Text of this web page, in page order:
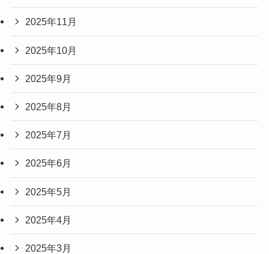
2025年11月
2025年10月
2025年9月
2025年8月
2025年7月
2025年6月
2025年5月
2025年4月
2025年3月